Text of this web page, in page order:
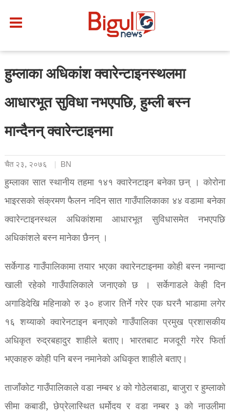
हुम्लाका अधिकांश क्वारेन्टाइनस्थलमा
आधारभूत सुविधा नभएपछि, हुम्ली बस्न
मान्दैनन् क्वारेन्टाइनमा
चैत २३, २०७६ BN
हुम्लाका सात स्थानीय तहमा १४१ क्वारेनटाइन बनेका छन् । कोरोना
भाइरसको संक्रमण फैलन नदिन सात गाउँपालिकाका ४४ वडामा बनेका
क्वारेन्टाइनस्थल अधिकांशमा आधारभूत सुविधासमेत नभएपछि
अधिकांशले बस्न मानेका छैनन् ।
सर्केगाड गाउँपालिकामा तयार भएका क्वारेनटाइनमा कोही बस्न नमान्दा
खाली रहेको गाउँपालिकाले जनाएको छ । सर्केगाडले केही दिन
अगाडिदेखि महिनाको रु ३० हजार तिर्ने गरेर एक घरनै भाडामा लगेर
१६ शय्याको क्वारेनटाइन बनाएको गाउँपालिका प्रमुख प्रशासकीय
अधिकृत रुद्रबहादुर शाहीले बताए। भारतबाट मजदूरी गरेर फिर्ता
भएकाहरु कोही पनि बस्न नमानेको अधिकृत शाहीले बताए।
ताजाँकोट गाउँपालिकाले वडा नम्बर ४ को गोठेलबाडा, बाजुरा र हुम्लाको
सीमा कबाडी, छेप्रेलास्थित धर्मोदय र वडा नम्बर ३ को नाउलीमा